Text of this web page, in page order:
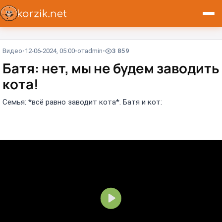
Видео 12-06-2024, 05:00 отadmin 3 859
Батя: нет, мы не будем заводить
кота!
Семья: *всё равно заводит кота*. Батя и кот:
В